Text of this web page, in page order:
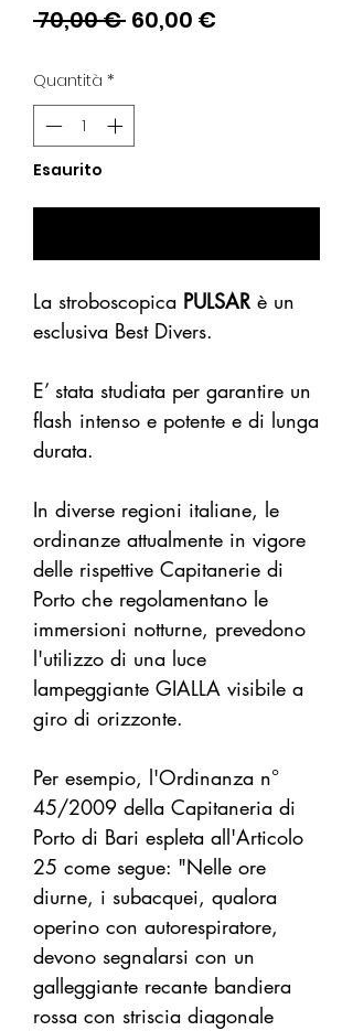
70,00 € Prezzo
60,00 €Prezzo
Quantità *
Esaurito
La stroboscopica PULSAR è un
esclusiva Best Divers.
E’ stata studiata per garantire un
flash intenso e potente e di lunga
durata.
In diverse regioni italiane, le
ordinanze attualmente in vigore
delle rispettive Capitanerie di
Porto che regolamentano le
immersioni notturne, prevedono
l'utilizzo di una luce
lampeggiante GIALLA visibile a
giro di orizzonte.
Per esempio, l'Ordinanza n°
45/2009 della Capitaneria di
Porto di Bari espleta all'Articolo
25 come segue: "Nelle ore
diurne, i subacquei, qualora
operino con autorespiratore,
devono segnalarsi con un
galleggiante recante bandiera
rossa con striscia diagonale